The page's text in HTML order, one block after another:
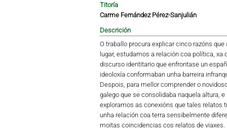
Titoría
Carme Fernández Pérez-Sanjulián
Descrición
O traballo procura explicar cinco razóns
lugar, estudamos a relación coa política,
discurso identitario que enfrontase un
ideoloxía conformaban unha barreira
Despois, para mellor comprender o
galego que se consolidaba naquela altura,
exploramos as conexións que tales relatos
unha relación coa terra sensibelmente
moitas coincidencias cos relatos de viaxes.